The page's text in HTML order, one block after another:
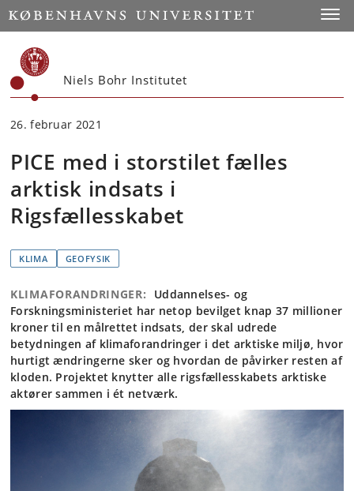
Start
Niels Bohr Institutet
26. februar 2021
PICE med i storstilet fælles
arktisk indsats i
Rigsfællesskabet
KLIMA GEOFYSIK
KLIMAFORANDRINGER:
Uddannelses- og
Forskningsministeriet har netop bevilget knap 37 millioner
kroner til en målrettet indsats, der skal udrede
betydningen af klimaforandringer i det arktiske miljø, hvor
hurtigt ændringerne sker og hvordan de påvirker resten af
kloden. Projektet knytter alle rigsfællesskabets arktiske
aktører sammen i ét netværk.